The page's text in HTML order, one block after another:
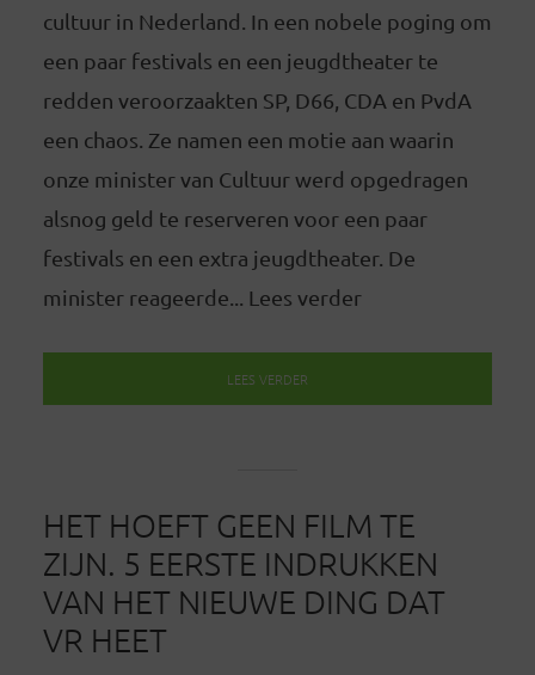
cultuur in Nederland. In een nobele poging om
een paar festivals en een jeugdtheater te
redden veroorzaakten SP, D66, CDA en PvdA
een chaos. Ze namen een motie aan waarin
onze minister van Cultuur werd opgedragen
alsnog geld te reserveren voor een paar
festivals en een extra jeugdtheater. De
minister reageerde... Lees verder
LEES VERDER
HET HOEFT GEEN FILM TE
ZIJN. 5 EERSTE INDRUKKEN
VAN HET NIEUWE DING DAT
VR HEET